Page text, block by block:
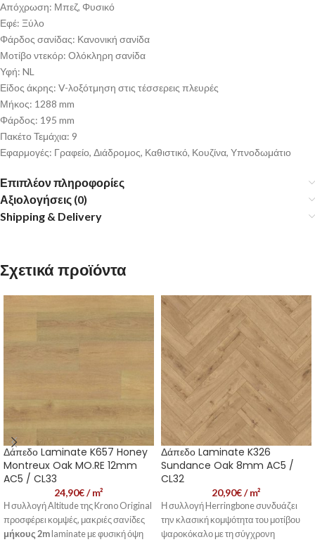
Απόχρωση: Μπεζ, Φυσικό
Εφέ: Ξύλο
Φάρδος σανίδας: Κανονική σανίδα
Μοτίβο ντεκόρ: Ολόκληρη σανίδα
Υφή: NL
Είδος άκρης: V-λοξότμηση στις τέσσερεις πλευρές
Μήκος: 1288 mm
Φάρδος: 195 mm
Πακέτο Τεμάχια: 9
Εφαρμογές: Γραφείο, Διάδρομος, Καθιστικό, Κουζίνα, Υπνοδωμάτιο
Επιπλέον πληροφορίες
Αξιολογήσεις (0)
Shipping & Delivery
Σχετικά προϊόντα
Δάπεδο Laminate K657 Honey
Montreux Oak MO.RE 12mm
AC5 / CL33
24,90€/ m²
Η συλλογή Altitude της Krono Original
προσφέρει κομψές, μακριές σανίδες
μήκους 2m laminate με φυσική όψη
Δάπεδο Laminate K326
Sundance Oak 8mm AC5 /
CL32
20,90€/ m²
Η συλλογή Herringbone συνδυάζει
την κλασική κομψότητα του μοτίβου
ψαροκόκαλο με τη σύγχρονη